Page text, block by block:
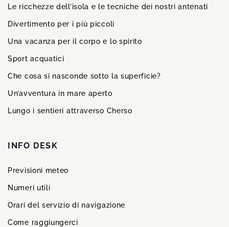
Le ricchezze dell’isola e le tecniche dei nostri antenati
Divertimento per i più piccoli
Una vacanza per il corpo e lo spirito
Sport acquatici
Che cosa si nasconde sotto la superficie?
Un’avventura in mare aperto
Lungo i sentieri attraverso Cherso
INFO DESK
Previsioni meteo
Numeri utili
Orari del servizio di navigazione
Come raggiungerci